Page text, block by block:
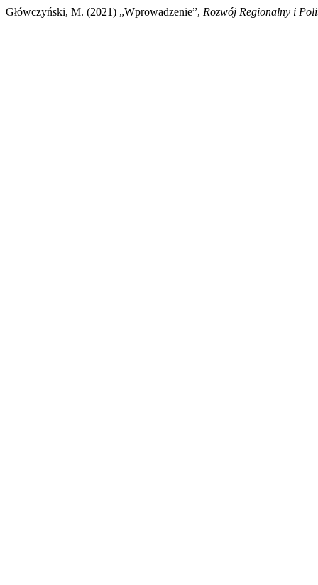
Główczyński, M. (2021) „Wprowadzenie”, Rozwój Regionalny i